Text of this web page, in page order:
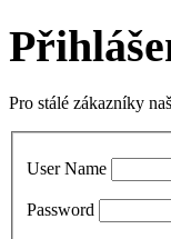
Pro stálé zákazníky
User Name
Password